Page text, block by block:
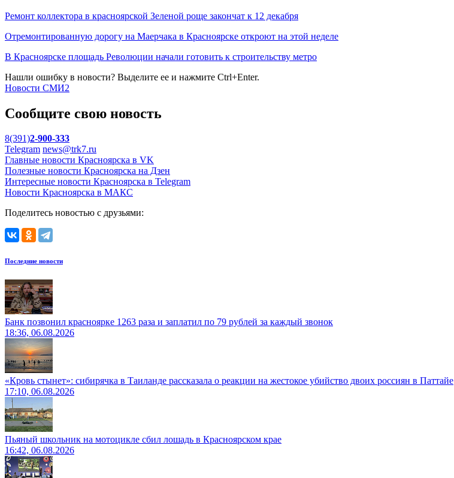
Ремонт коллектора в красноярской Зеленой роще закончат к 12 декабря
Отремонтированную дорогу на Маерчака в Красноярске откроют на этой неделе
В Красноярске площадь Революции начали готовить к строительству метро
Нашли ошибку в новости? Выделите ее и нажмите Ctrl+Enter.
Новости СМИ2
Сообщите свою новость
8(391)2-900-333
Telegram news@trk7.ru
Главные новости Красноярска в VK
Полезные новости Красноярска на Дзен
Интересные новости Красноярска в Telegram
Новости Красноярска в МАКС
Поделитесь новостью с друзьями:
Последние новости
Банк позвонил красноярке 1263 раза и заплатил по 79 рублей за каждый звонок
18:36, 06.08.2026
«Кровь стынет»: сибирячка в Таиланде рассказала о реакции на жестокое убийство двоих россиян в Паттайе
17:10, 06.08.2026
Пьяный школьник на мотоцикле сбил лошадь в Красноярском крае
16:42, 06.08.2026